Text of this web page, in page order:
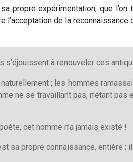
propre expérimentation, que l’on
l’acceptation de la
à renouveler ces
; les hommes
ne se travaillant pas, n’étant
cet homme n’a jamais existé !
sa propre connaissance, entière ;